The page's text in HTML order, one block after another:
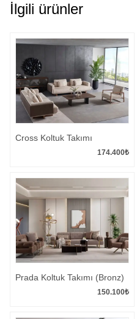
İlgili ürünler
Cross Koltuk Takımı
174.400₺
Prada Koltuk Takımı (Bronz)
150.100₺